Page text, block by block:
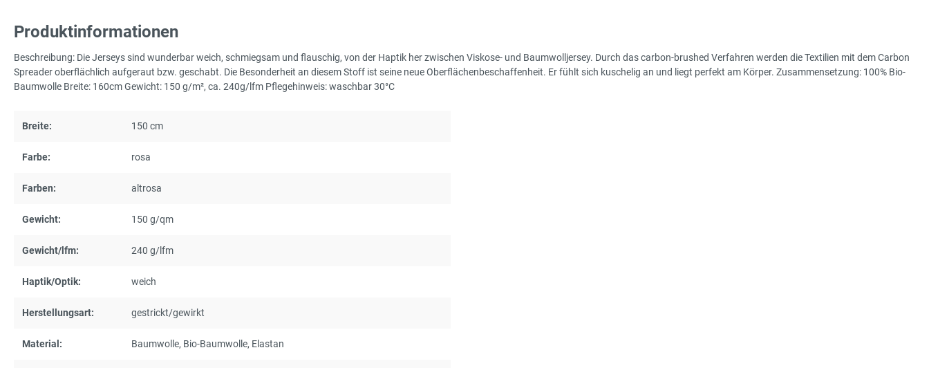
Produktinformationen
Beschreibung: Die Jerseys sind wunderbar weich, schmiegsam und flauschig, von der Haptik her zwischen Viskose- und Baumwolljersey. Durch das carbon-brushed Verfahren werden die Textilien mit dem Carbon
Spreader oberflächlich aufgeraut bzw. geschabt. Die Besonderheit an diesem Stoff ist seine neue Oberflächenbeschaffenheit. Er fühlt sich kuschelig an und liegt perfekt am Körper. Zusammensetzung: 100% Bio-
Baumwolle Breite: 160cm Gewicht: 150 g/m², ca. 240g/lfm Pflegehinweis: waschbar 30°C
Breite: 150 cm
Farbe: rosa
Farben: altrosa
Gewicht: 150 g/qm
Gewicht/lfm: 240 g/lfm
Haptik/Optik: weich
Herstellungsart: gestrickt/gewirkt
Material: Baumwolle, Bio-Baumwolle, Elastan